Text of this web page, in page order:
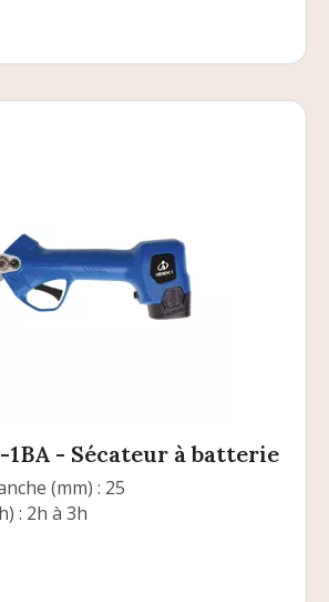
1BA - Sécateur à batterie
(mm) : 25
: 2h à 3h